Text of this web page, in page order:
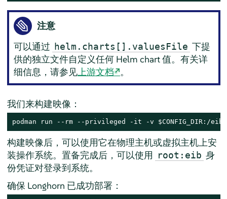
注意
可以通过 helm.charts[].valuesFile 下提
供的独立文件自定义任何 Helm chart 值。有关详
细信息，请参见上游文档 。
我们来构建映像：
podman run --rm --privileged -it -v $CONFIG_DIR:/
构建映像后，可以使用它在物理主机或虚拟主机上安
装操作系统。置备完成后，可以使用
root:eib 身
份凭证对登录到系统。
确保 Longhorn 已成功部署：